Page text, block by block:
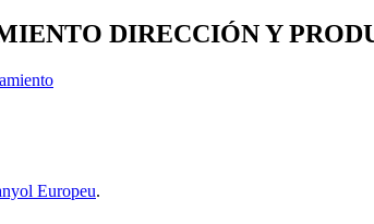
DIRECCIÓN Y
Europeu.